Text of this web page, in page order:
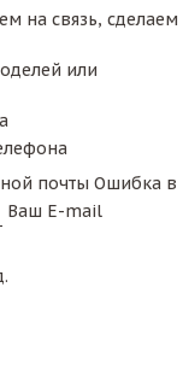
на связь, сделаем
или
почты Ошибка в
Ваш E-mail